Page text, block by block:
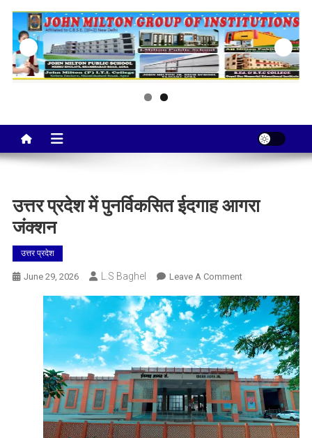
Taj City News
उत्तर प्रदेश में पुनर्विकसित ईदगाह आगरा
जंक्शन
उत्तर प्रदेश
June 29, 2026 L.S Baghel Leave A CommentOn
प्रदेश
में
पुनर्विकसित
ईदगाह
आगरा
जंक्शन